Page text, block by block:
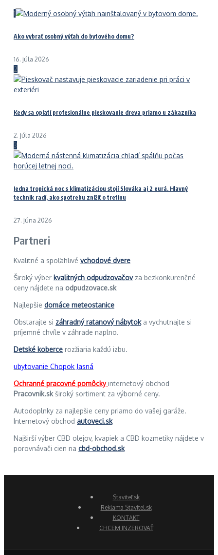
1
Ako vybrať osobný výťah do bytového domu?
16. júla 2026
2
Kedy sa oplatí profesionálne pieskovanie dreva priamo u zákazníka
2. júla 2026
3
Jedna tropická noc s klimatizáciou stojí Slováka aj 2 eurá. Hlavný
technik radí, ako spotrebu znížiť o tretinu
27. júna 2026
Partneri
Kvalitné a spoľahlivé vchodové dvere
Široký výber kvalitných odpudzovačovza bezkonkurenčné
ceny nájdete na odpudzovace.sk
Najlepšie domáce meteostanice
Obstarajte si záhradný ratanový nábytoka vychutnajte si
príjemné chvíle v záhrade naplno.
Detské koberce rozžiaria každú izbu.
ubytovanie Chopok Jasná
Ochranné pracovné pomôckyinternetový obchod
Pracovnik.skširoký sortiment za výborné ceny.
Autodoplnky za najlepšie ceny priamo do vašej garáže.
Internetový obchod autoveci.sk
Najširší výber CBD olejov, kvapiek a CBD kozmetiky nájdete v
porovnávači cien na cbd-obchod.sk
Staviteľ.sk
Reklama Stavitel.sk
KONTAKT
CHCEM INZEROVAŤ